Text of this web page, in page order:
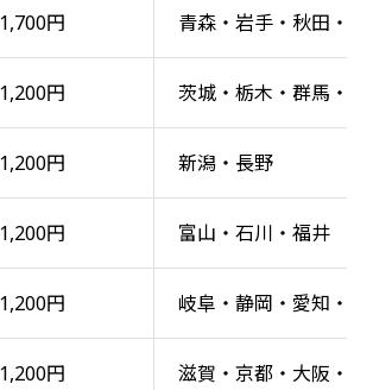
1,700円 青森・岩手・秋田・
1,200円 茨城・栃木・群馬・
1,200円 新潟・長野
1,200円 富山・石川・福井
1,200円 岐阜・静岡・愛知・三
1,200円 滋賀・京都・大阪・